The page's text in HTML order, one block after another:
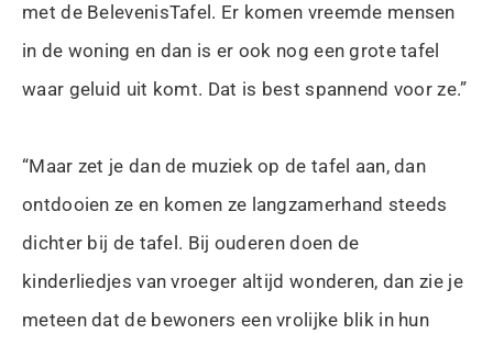
met de BelevenisTafel. Er komen vreemde mensen
in de woning en dan is er ook nog een grote tafel
waar geluid uit komt. Dat is best spannend voor ze.”
“Maar zet je dan de muziek op de tafel aan, dan
ontdooien ze en komen ze langzamerhand steeds
dichter bij de tafel. Bij ouderen doen de
kinderliedjes van vroeger altijd wonderen, dan zie je
meteen dat de bewoners een vrolijke blik in hun